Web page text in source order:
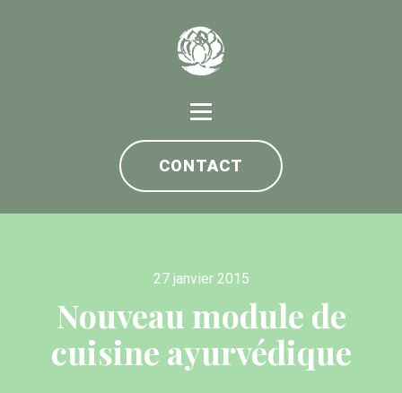
CONTACT
27 janvier 2015
Nouveau module de
cuisine ayurvédique